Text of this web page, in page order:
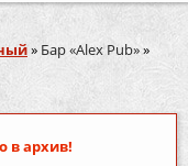
» Бар «Alex Pub»»
в архив!